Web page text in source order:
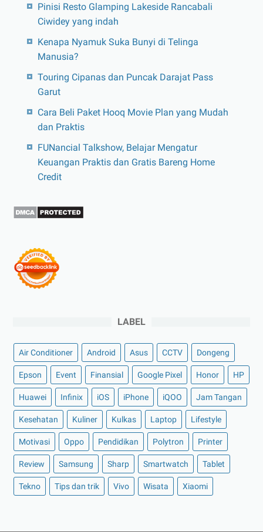
Pinisi Resto Glamping Lakeside Rancabali
Ciwidey yang indah
Kenapa Nyamuk Suka Bunyi di Telinga
Manusia?
Touring Cipanas dan Puncak Darajat Pass
Garut
Cara Beli Paket Hooq Movie Plan yang Mudah
dan Praktis
FUNancial Talkshow, Belajar Mengatur
Keuangan Praktis dan Gratis Bareng Home
Credit
LABEL
Air Conditioner Android Asus CCTV Dongeng
Epson Event Finansial Google Pixel Honor HP
Huawei Infinix iOS iPhone iQOO Jam Tangan
Kesehatan Kuliner Kulkas Laptop Lifestyle
Motivasi Oppo Pendidikan Polytron Printer
Review Samsung Sharp Smartwatch Tablet
Tekno Tips dan trik Vivo Wisata Xiaomi